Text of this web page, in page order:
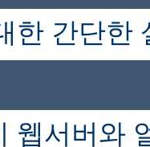
한 간단한
웹서버와